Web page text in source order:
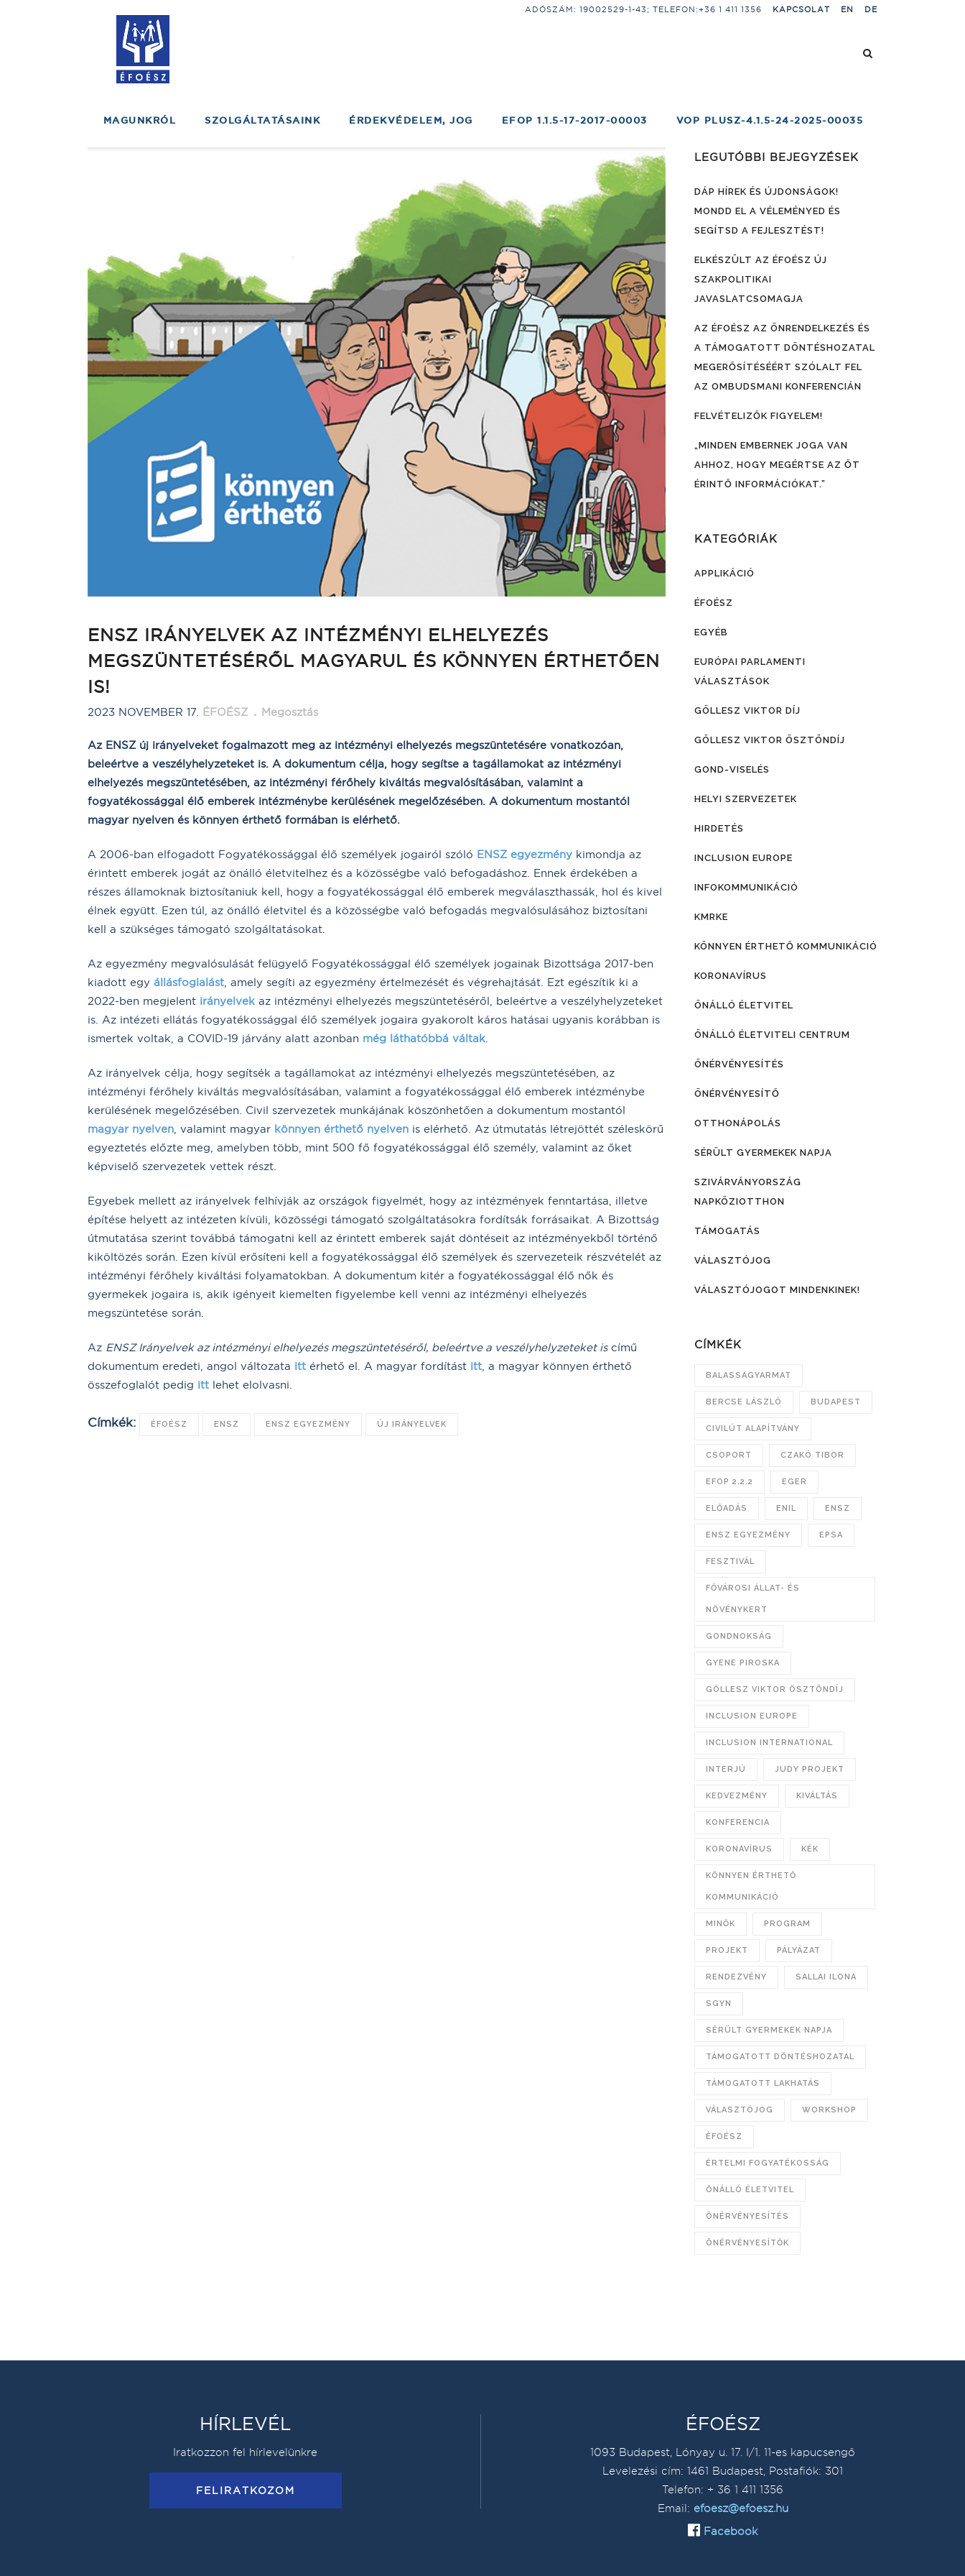
ADÓSZÁM: 19002529-1-43; TELEFON:+36 1 411 1356 KAPCSOLAT EN DE
MAGUNKRÓL SZOLGÁLTATÁSAINK ÉRDEKVÉDELEM, JOG EFOP 1.1.5-17-2017-00003 VOP PLUSZ-4.1.5-24-2025-00035
ENSZ IRÁNYELVEK AZ INTÉZMÉNYI ELHELYEZÉS
MEGSZÜNTETÉSÉRŐL MAGYARUL ÉS KÖNNYEN ÉRTHETŐEN
IS!
2023 NOVEMBER 17. ÉFOÉSZ Megosztás
Az ENSZ új irányelveket fogalmazott meg az intézményi elhelyezés megszüntetésére vonatkozóan,
beleértve a veszélyhelyzeteket is. A dokumentum célja, hogy segítse a tagállamokat az intézményi
elhelyezés megszüntetésében, az intézményi férőhely kiváltás megvalósításában, valamint a
fogyatékossággal élő emberek intézménybe kerülésének megelőzésében. A dokumentum mostantól
magyar nyelven és könnyen érthető formában is elérhető.
A 2006-ban elfogadott Fogyatékossággal élő személyek jogairól szóló ENSZ egyezmény kimondja az
érintett emberek jogát az önálló életvitelhez és a közösségbe való befogadáshoz. Ennek érdekében a
részes államoknak biztosítaniuk kell, hogy a fogyatékossággal élő emberek megválaszthassák, hol és kivel
élnek együtt. Ezen túl, az önálló életvitel és a közösségbe való befogadás megvalósulásához biztosítani
kell a szükséges támogató szolgáltatásokat.
Az egyezmény megvalósulását felügyelő Fogyatékossággal élő személyek jogainak Bizottsága 2017-ben
kiadott egy állásfoglalást, amely segíti az egyezmény értelmezését és végrehajtását. Ezt egészítik ki a
2022-ben megjelent irányelvek az intézményi elhelyezés megszüntetéséről, beleértve a veszélyhelyzeteket
is. Az intézeti ellátás fogyatékossággal élő személyek jogaira gyakorolt káros hatásai ugyanis korábban is
ismertek voltak, a COVID-19 járvány alatt azonban még láthatóbbá váltak.
Az irányelvek célja, hogy segítsék a tagállamokat az intézményi elhelyezés megszüntetésében, az
intézményi férőhely kiváltás megvalósításában, valamint a fogyatékossággal élő emberek intézménybe
kerülésének megelőzésében. Civil szervezetek munkájának köszönhetően a dokumentum mostantól
magyar nyelven, valamint magyar könnyen érthető nyelven is elérhető. Az útmutatás létrejöttét széleskörű
egyeztetés előzte meg, amelyben több, mint 500 fő fogyatékossággal élő személy, valamint az őket
képviselő szervezetek vettek részt.
Egyebek mellett az irányelvek felhívják az országok figyelmét, hogy az intézmények fenntartása, illetve
építése helyett az intézeten kívüli, közösségi támogató szolgáltatásokra fordítsák forrásaikat. A Bizottság
útmutatása szerint továbbá támogatni kell az érintett emberek saját döntéseit az intézményekből történő
kiköltözés során. Ezen kívül erősíteni kell a fogyatékossággal élő személyek és szervezeteik részvételét az
intézményi férőhely kiváltási folyamatokban. A dokumentum kitér a fogyatékossággal élő nők és
gyermekek jogaira is, akik igényeit kiemelten figyelembe kell venni az intézményi elhelyezés
megszüntetése során.
Az ENSZ Irányelvek az intézményi elhelyezés megszüntetéséről, beleértve a veszélyhelyzeteket iscímű
dokumentum eredeti, angol változata itt érhető el. A magyar fordítást itt, a magyar könnyen érthető
összefoglalót pedig itt lehet elolvasni.
Címkék: ÉFOÉSZ ENSZ ENSZ EGYEZMÉNY ÚJ IRÁNYELVEK
LEGUTÓBBI BEJEGYZÉSEK
DÁP HÍREK ÉS ÚJDONSÁGOK!
MONDD EL A VÉLEMÉNYED ÉS
SEGÍTSD A FEJLESZTÉST!
ELKÉSZÜLT AZ ÉFOÉSZ ÚJ
SZAKPOLITIKAI
JAVASLATCSOMAGJA
AZ ÉFOÉSZ AZ ÖNRENDELKEZÉS ÉS
A TÁMOGATOTT DÖNTÉSHOZATAL
MEGERŐSÍTÉSÉÉRT SZÓLALT FEL
AZ OMBUDSMANI KONFERENCIÁN
FELVÉTELIZŐK FIGYELEM!
„MINDEN EMBERNEK JOGA VAN
AHHOZ, HOGY MEGÉRTSE AZ ŐT
ÉRINTŐ INFORMÁCIÓKAT.”
KATEGÓRIÁK
APPLIKÁCIÓ
ÉFOÉSZ
EGYÉB
EURÓPAI PARLAMENTI
VÁLASZTÁSOK
GÖLLESZ VIKTOR DÍJ
GÖLLESZ VIKTOR ÖSZTÖNDÍJ
GOND-VISELÉS
HELYI SZERVEZETEK
HIRDETÉS
INCLUSION EUROPE
INFOKOMMUNIKÁCIÓ
KMRKE
KÖNNYEN ÉRTHETŐ KOMMUNIKÁCIÓ
KORONAVÍRUS
ÖNÁLLÓ ÉLETVITEL
ÖNÁLLÓ ÉLETVITELI CENTRUM
ÖNÉRVÉNYESÍTÉS
ÖNÉRVÉNYESÍTŐ
OTTHONÁPOLÁS
SÉRÜLT GYERMEKEK NAPJA
SZIVÁRVÁNYORSZÁG
NAPKÖZIOTTHON
TÁMOGATÁS
VÁLASZTÓJOG
VÁLASZTÓJOGOT MINDENKINEK!
CÍMKÉK
BALASSAGYARMAT
BERCSE LÁSZLÓ BUDAPEST
CIVILÚT ALAPÍTVÁNY
CSOPORT CZAKÓ TIBOR
EFOP 2.2.2 EGER
ELŐADÁS ENIL ENSZ
ENSZ EGYEZMÉNY EPSA
FESZTIVÁL
FŐVÁROSI ÁLLAT- ÉS
NÖVÉNYKERT
GONDNOKSÁG
GYENE PIROSKA
GÖLLESZ VIKTOR ÖSZTÖNDÍJ
INCLUSION EUROPE
INCLUSION INTERNATIONAL
INTERJÚ JUDY PROJEKT
KEDVEZMÉNY KIVÁLTÁS
KONFERENCIA
KORONAVÍRUS KÉK
KÖNNYEN ÉRTHETŐ
KOMMUNIKÁCIÓ
MINŐK PROGRAM
PROJEKT PÁLYÁZAT
RENDEZVÉNY SALLAI ILONA
SGYN
SÉRÜLT GYERMEKEK NAPJA
TÁMOGATOTT DÖNTÉSHOZATAL
TÁMOGATOTT LAKHATÁS
VÁLASZTÓJOG WORKSHOP
ÉFOÉSZ
ÉRTELMI FOGYATÉKOSSÁG
ÖNÁLLÓ ÉLETVITEL
ÖNÉRVÉNYESÍTÉS
ÖNÉRVÉNYESÍTŐK
HÍRLEVÉL
Iratkozzon fel hírlevelünkre
FELIRATKOZOM
ÉFOÉSZ
1093 Budapest, Lónyay u. 17. I/1. 11-es kapucsengő
Levelezési cím: 1461 Budapest, Postafiók: 301
Telefon: + 36 1 411 1356
Email: efoesz@efoesz.hu
Facebook